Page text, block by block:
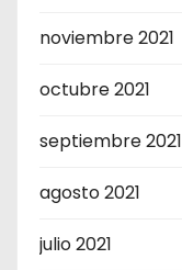
noviembre 2021
octubre 2021
septiembre 2021
agosto 2021
julio 2021